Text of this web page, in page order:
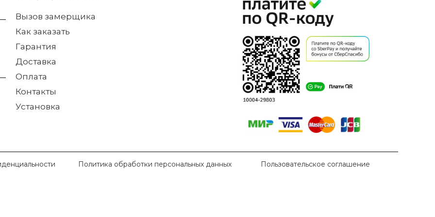
Вызов замерщика
Как заказать
Гарантия
Доставка
Оплата
Контакты
Установка
Политика обработки персональных данных Пользовательское соглашение